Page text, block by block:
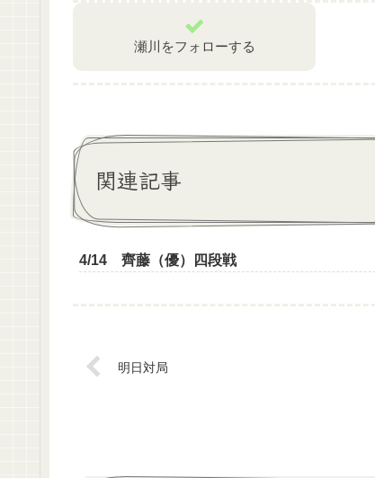
瀬川をフォローする
関連記事
4/14 齊藤（優）四段戦
明日対局